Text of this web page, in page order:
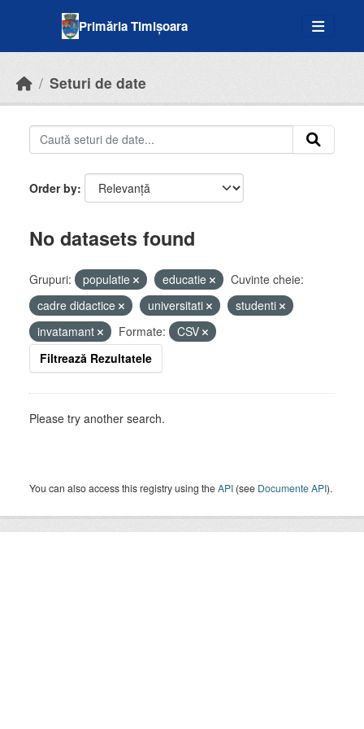
Primăria Timișoara
Seturi de date
Order by
No datasets found
Grupuri: populatie educatie
Cuvinte cheie:
cadre didactice
universitati
studenti
invatamant
Formate:
CSV
Filtrează Rezultatele
Please try another search.
You can also access this registry using theAPI (see Documente API).